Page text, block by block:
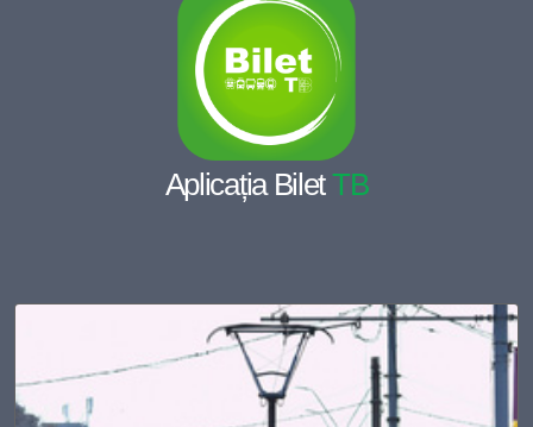
Aplicația BiletTB